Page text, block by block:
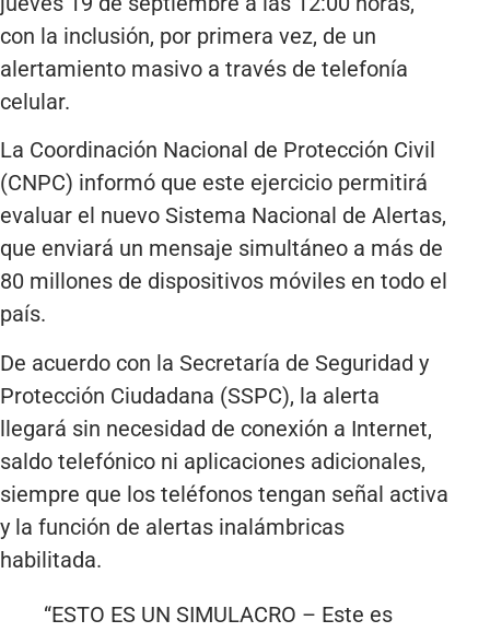
con la inclusión, por primera vez, de un
alertamiento masivo a través de telefonía
celular.
La Coordinación Nacional de Protección Civil
(CNPC) informó que este ejercicio permitirá
evaluar el nuevo Sistema Nacional de Alertas,
que enviará un mensaje simultáneo a más de
80 millones de dispositivos móviles en todo el
país.
De acuerdo con la Secretaría de Seguridad y
Protección Ciudadana (SSPC), la alerta
llegará sin necesidad de conexión a Internet,
saldo telefónico ni aplicaciones adicionales,
siempre que los teléfonos tengan señal activa
y la función de alertas inalámbricas
habilitada.
“ESTO ES UN SIMULACRO – Este es